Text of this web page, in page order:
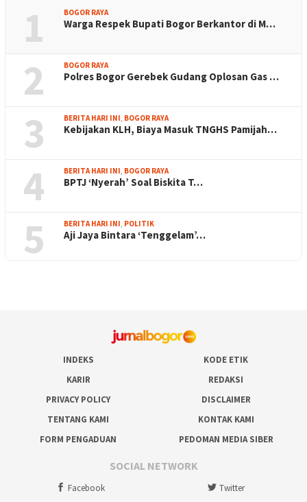
1 BOGOR RAYA
Warga Respek Bupati Bogor Berkantor di M…
2 BOGOR RAYA
Polres Bogor Gerebek Gudang Oplosan Gas …
3 BERITA HARI INI BOGOR RAYA
Kebijakan KLH, Biaya Masuk TNGHS Pamijah…
4 BERITA HARI INI BOGOR RAYA
BPTJ ‘Nyerah’ Soal Biskita T…
5 BERITA HARI INI POLITIK
Aji Jaya Bintara ‘Tenggelam’…
INDEKS
KODE ETIK
KARIR
REDAKSI
PRIVACY POLICY
DISCLAIMER
TENTANG KAMI
KONTAK KAMI
FORM PENGADUAN
PEDOMAN MEDIA SIBER
SOCIAL NETWORK
Facebook Twitter